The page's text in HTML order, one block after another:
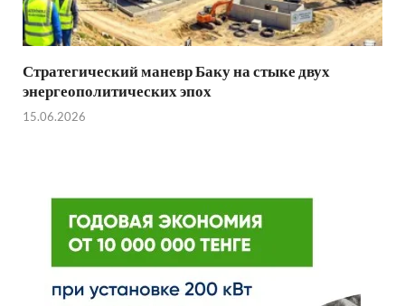
Стратегический маневр Баку на стыке двух
энергеополитических эпох
15.06.2026